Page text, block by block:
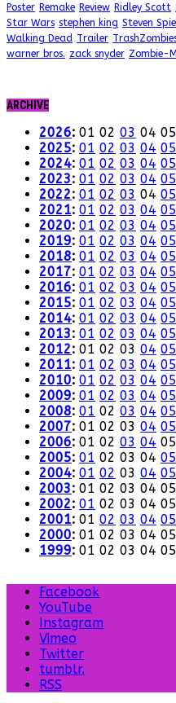
Poster Remake Review Ridley Scott
Star Wars stephen king Steven
Walking Dead Trailer
warner bros. zack snyder Zombie-
ARCHIVE
2026: 01 02 03 04 05
2025: 01 02 03 04 05
2024: 01 02 03 04 05
2023: 01 02 03 04 05
2022: 01 02 03 04 05
2021: 01 02 03 04 05
2020: 01 02 03 04 05
2019: 01 02 03 04 05
2018: 01 02 03 04 05
2017: 01 02 03 04 05
2016: 01 02 03 04 05
2015: 01 02 03 04 05
2014: 01 02 03 04 05
2013: 01 02 03 04 05
2012: 01 02 03 04 05
2011: 01 02 03 04 05
2010: 01 02 03 04 05
2009: 01 02 03 04 05
2008: 01 02 03 04 05
2007: 01 02 03 04 05
2006: 01 02 03 04 05
2005: 01 02 03 04 05
2004: 01 02 03 04 05
2003: 01 02 03 04 05
2002: 01 02 03 04 05
2001: 01 02 03 04 05
2000: 01 02 03 04 05
1999: 01 02 03 04 05
Facebook
YouTube
Instagram
Vimeo
Twitter
tumblr.
RSS